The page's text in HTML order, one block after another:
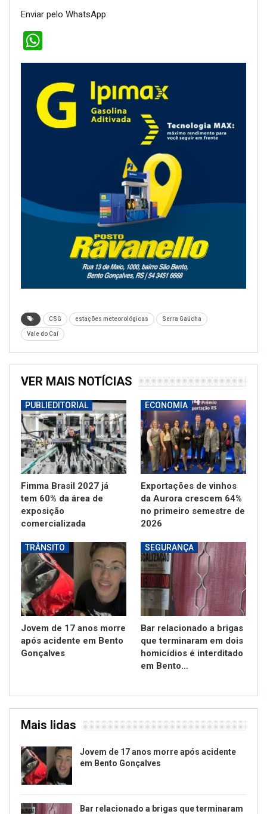
Enviar pelo WhatsApp:
CSG estações meteorológicas Serra Gaúcha
Vale do Caí
VER MAIS NOTÍCIAS
PUBLIEDITORIAL
Fimma Brasil 2027 já
tem 60% da área de
exposição
comercializada
ECONOMIA
Exportações de vinhos
da Aurora crescem 64%
no primeiro semestre de
2026
TRÂNSITO
Jovem de 17 anos morre
após acidente em Bento
Gonçalves
SEGURANÇA
Bar relacionado a brigas
que terminaram em dois
homicídios é interditado
em Bento…
Mais lidas
Jovem de 17 anos morre após acidente
em Bento Gonçalves
Bar relacionado a brigas que terminaram